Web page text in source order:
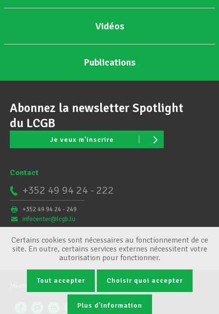
Vidéos
Publications
Abonnez la newsletter Spotlight
du LCGB
Je veux m'inscrire
Contact
+352 49 94 24 - 222
+352 49 94 24 - 249
infocenter@lcgb.lu
Conditions générales Gestion des cookies
Certains cookies sont nécessaires au fonctionnement de ce
site. En outre, certains services externes nécessitent votre
autorisation pour fonctionner.
Tout accepter Choisir quoi accepter
Plus d'information